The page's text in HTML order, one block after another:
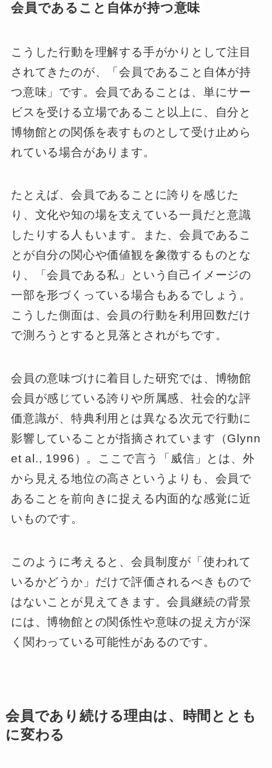
会員であること自体が持つ意味
こうした行動を理解する手がかりとして注目
されてきたのが、「会員であること自体が持
つ意味」です。会員であることは、単にサー
ビスを受ける立場であること以上に、自分と
博物館との関係を表すものとして受け止めら
れている場合があります。
たとえば、会員であることに誇りを感じた
り、文化や知の場を支えている一員だと意識
したりする人もいます。また、会員であるこ
とが自分の関心や価値観を象徴するものとな
り、「会員である私」という自己イメージの
一部を形づくっている場合もあるでしょう。
こうした側面は、会員の行動を利用回数だけ
で測ろうとすると見落とされがちです。
会員の意味づけに着目した研究では、博物館
会員が感じている誇りや所属感、社会的な評
価意識が、特典利用とは異なる次元で行動に
影響していることが指摘されています（Glynn
et al., 1996）。ここで言う「威信」とは、外
から見える地位の高さというよりも、会員で
あることを前向きに捉える内面的な感覚に近
いものです。
このように考えると、会員制度が「使われて
いるかどうか」だけで評価されるべきもので
はないことが見えてきます。会員継続の背景
には、博物館との関係性や意味の捉え方が深
く関わっている可能性があるのです。
会員であり続ける理由は、時間ととも
に変わる